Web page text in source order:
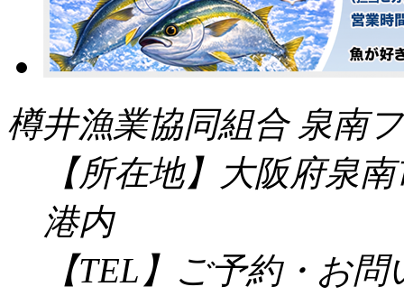
樽井漁業協同組合 泉南
【所在地】大阪府泉
港内
【TEL】ご予約・お